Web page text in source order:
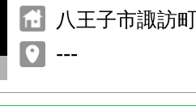
八王子市諏訪
---